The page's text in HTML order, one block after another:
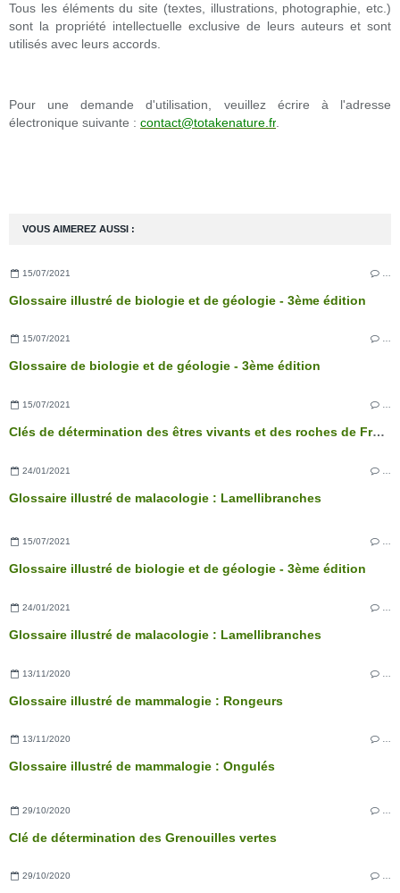
VOUS AIMEREZ AUSSI :
15/07/2021
Glossaire illustré de biologie et de géologie - 3ème édition
15/07/2021 …
Glossaire de biologie et de géologie - 3ème édition
15/07/2021
Clés de détermination des êtres vivants et des roches de France - 3ème édition
24/01/2021
Glossaire illustré de malacologie : Lamellibranches
15/07/2021 …
Glossaire illustré de biologie et de géologie - 3ème édition
24/01/2021
Glossaire illustré de malacologie : Lamellibranches
13/11/2020
Glossaire illustré de mammalogie : Rongeurs
13/11/2020
Glossaire illustré de mammalogie : Ongulés
29/10/2020
Clé de détermination des Grenouilles vertes
29/10/2020 …
Tous les éléments du site (textes, illustrations, photographie, etc.)
sont la propriété intellectuelle exclusive de leurs auteurs et sont
utilisés avec leurs accords.
Pour une demande d'utilisation, veuillez écrire à l'adresse
électronique suivante : contact@totakenature.fr